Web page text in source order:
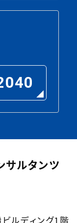
サルタンツ
ルディング1階